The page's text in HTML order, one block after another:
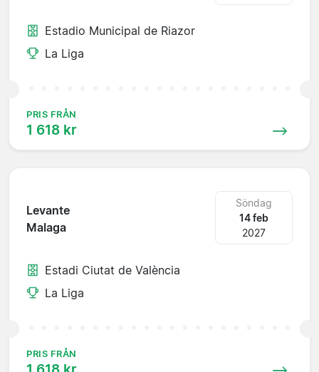
Estadio Municipal de Riazor
La Liga
PRIS FRÅN
1 618 kr
Levante
Malaga
Söndag
14 feb
2027
Estadi Ciutat de València
La Liga
PRIS FRÅN